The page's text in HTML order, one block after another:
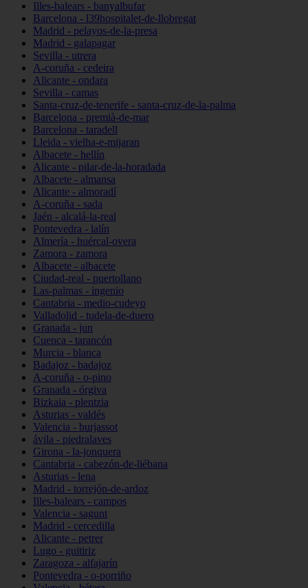
Illes-balears - banyalbufar
Barcelona - l39hospitalet-de-llobregat
Madrid - pelayos-de-la-presa
Madrid - galapagar
Sevilla - utrera
A-coruña - cedeira
Alicante - ondara
Sevilla - camas
Santa-cruz-de-tenerife - santa-cruz-de-la-palma
Barcelona - premià-de-mar
Barcelona - taradell
Lleida - vielha-e-mijaran
Albacete - hellín
Alicante - pilar-de-la-horadada
Albacete - almansa
Alicante - almoradí
A-coruña - sada
Jaén - alcalá-la-real
Pontevedra - lalín
Almería - huércal-overa
Zamora - zamora
Albacete - albacete
Ciudad-real - puertollano
Las-palmas - ingenio
Cantabria - medio-cudeyo
Valladolid - tudela-de-duero
Granada - jun
Cuenca - tarancón
Murcia - blanca
Badajoz - badajoz
A-coruña - o-pino
Granada - órgiva
Bizkaia - plentzia
Asturias - valdés
Valencia - burjassot
ávila - piedralaves
Girona - la-jonquera
Cantabria - cabezón-de-liébana
Asturias - lena
Madrid - torrejón-de-ardoz
Illes-balears - campos
Valencia - sagunt
Madrid - cercedilla
Alicante - petrer
Lugo - guitiriz
Zaragoza - alfajarín
Pontevedra - o-porriño